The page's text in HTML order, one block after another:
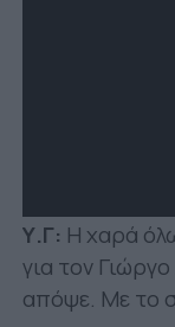
Υ.Γ: Η χαρά
για τον
απόψε. Με το